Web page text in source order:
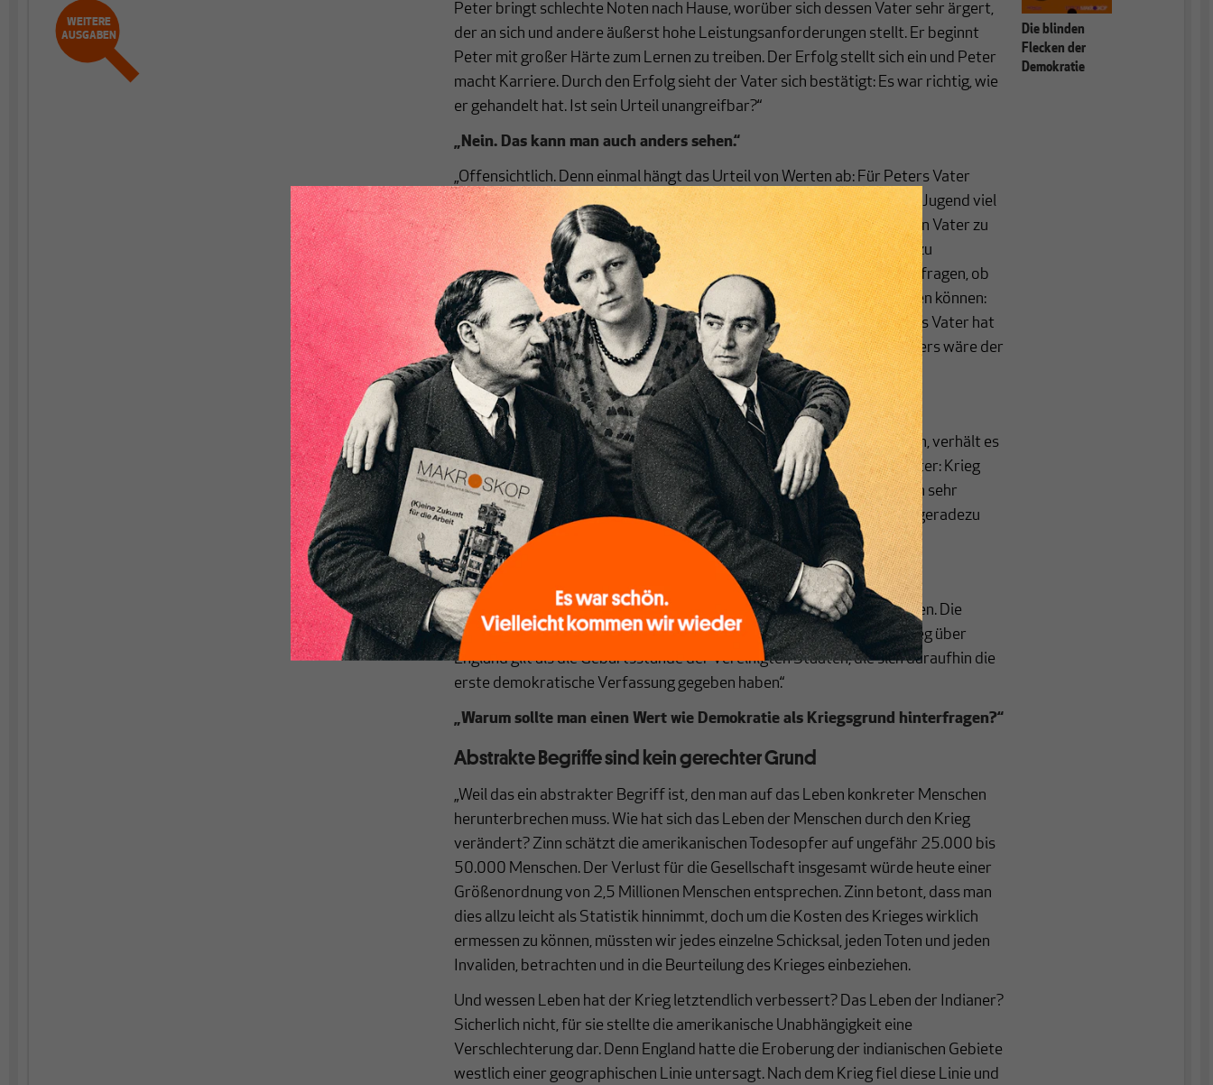
WEITERE
AUSGABEN
Peter bringt schlechte Noten nach Hause, worüber sich dessen Vater sehr ärgert,
der an sich und andere äußerst hohe Leistungsanforderungen stellt. Er beginnt
Peter mit großer Härte zum Lernen zu treiben. Der Erfolg stellt sich ein und Peter
macht Karriere. Durch den Erfolg sieht der Vater sich bestätigt: Es war richtig, wie
er gehandelt hat. Ist sein Urteil unangreifbar?“
„Nein. Das kann man auch anders sehen.“
„Offensichtlich. Denn einmal hängt das Urteil von Werten ab: Für Peters Vater
bedeutet Leistung alles. Andere würden Glück und eine unbeschwerte Jugend viel
höher einschätzen. Vielleicht ist Peter trotz seines Erfolgs durch seinen Vater zu
einem frustrierten Workaholic geworden. Doch das Leistungsdenken zu
hinterfragen ist Peters Vater gänzlich unmöglich. Außerdem lässt sich fragen, ob
der Erfolg nicht auch anders als mit großer Härte hätte erreicht werden können:
Durch das Wecken von Leidenschaft und Begeisterung. Aber für Peters Vater hat
die Vergangenheit eine Art von Unausweichlichkeit angenommen: Anders wäre der
Erfolg nicht möglich gewesen.“
„Was hat das mit Krieg zu tun?“
„Folgt man dem amerikanischen Historiker und Pazifisten Howard Zinn, verhält es
sich mit der westlichen Öffentlichkeit häufig ähnlich wie mit Peters Vater: Krieg
wird mit einem Set von Werten verteidigt, die zu hinterfragen man sich sehr
schwer tut. In den USA gebe es Kriege, die als unantastbar gelten und geradezu
den Status heiliger Kriege angenommen haben.“
„Da würde mich ein Beispiel interessieren.“
„Einer dieser Kriege sei der Unabhängigkeitskrieg gegen Großbritannien. Die
amerikanischen Kolonien wurden von England unterdrückt und der Sieg über
England gilt als die Geburtsstunde der Vereinigten Staaten, die sich daraufhin die
erste demokratische Verfassung gegeben haben.“
„Warum sollte man einen Wert wie Demokratie als Kriegsgrund hinterfragen?“
Abstrakte Begriffe sind kein gerechter Grund
„Weil das ein abstrakter Begriff ist, den man auf das Leben konkreter Menschen
herunterbrechen muss. Wie hat sich das Leben der Menschen durch den Krieg
verändert? Zinn schätzt die amerikanischen Todesopfer auf ungefähr 25.000 bis
50.000 Menschen. Der Verlust für die Gesellschaft insgesamt würde heute einer
Größenordnung von 2,5 Millionen Menschen entsprechen. Zinn betont, dass man
dies allzu leicht als Statistik hinnimmt, doch um die Kosten des Krieges wirklich
ermessen zu können, müssten wir jedes einzelne Schicksal, jeden Toten und jeden
Invaliden, betrachten und in die Beurteilung des Krieges einbeziehen.
Und wessen Leben hat der Krieg letztendlich verbessert? Das Leben der Indianer?
Sicherlich nicht, für sie stellte die amerikanische Unabhängigkeit eine
Verschlechterung dar. Denn England hatte die Eroberung der indianischen Gebiete
westlich einer geographischen Linie untersagt. Nach dem Krieg fiel diese Linie und
Die blinden
Flecken der
Demokratie